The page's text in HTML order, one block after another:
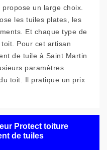
un large choix.
les tuiles plates, les
Et chaque type de
Pour cet artisan
de tuile à Saint Martin
paramètres
toit. Il pratique un prix
Protect toiture
de tuiles